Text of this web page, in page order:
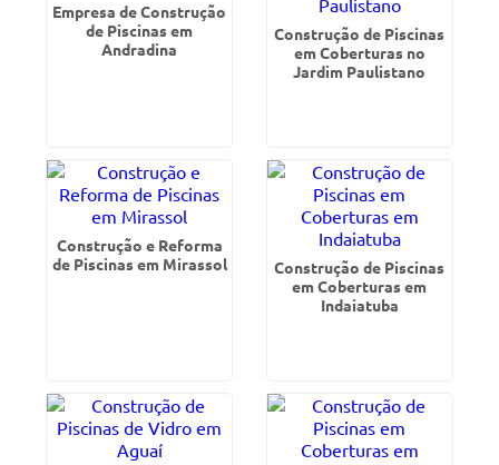
Empresa de Construção
de Piscinas em
Andradina
Construção de Piscinas
em Coberturas no
Jardim Paulistano
Construção e Reforma
de Piscinas em Mirassol
Construção de Piscinas
em Coberturas em
Indaiatuba